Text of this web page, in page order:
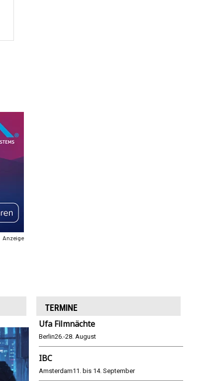
Anzeige
TERMINE
Ufa Filmnächte
Berlin26.-28. August
IBC
Amsterdam11. bis 14. September